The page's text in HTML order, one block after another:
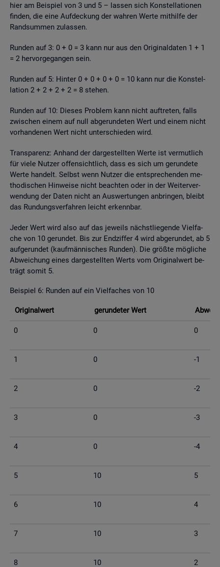
hier am Bei­spiel von 3 und 5 – las­sen sich Kon­stel­la­tio­nen
fin­den, die eine Auf­de­ckung der wah­ren Werte mit­hil­fe der
Rand­sum­men zu­las­sen.
Run­den auf 3: 0 + 0 = 3 kann nur aus den Ori­gi­nal­da­ten 1 + 1
= 2 her­vor­ge­gan­gen sein.
Run­den auf 5: Hin­ter 0 + 0 + 0 + 0 = 10 kann nur die Kon­stel­
la­ti­on 2 + 2 + 2 + 2 = 8 ste­hen.
Run­den auf 10: Die­ses Pro­blem kann nicht auf­tre­ten, falls
zwi­schen einem auf null ab­ge­run­de­ten Wert und einem nicht
vor­han­de­nen Wert nicht un­ter­schie­den wird.
Trans­pa­renz: An­hand der dar­ge­stell­ten Werte ist ver­mut­lich
für viele Nut­zer of­fen­sicht­lich, dass es sich um ge­run­de­te
Werte han­delt. Selbst wenn Nut­zer die ent­spre­chen­den me­
tho­di­schen Hin­wei­se nicht be­ach­ten oder in der Wei­ter­ver­
wen­dung der Daten nicht an Aus­wer­tun­gen an­brin­gen, bleibt
das Run­dungs­ver­fah­ren leicht er­kenn­bar.
Jeder Wert wird also auf das je­weils nächst­lie­gen­de Viel­fa­
che von 10 ge­run­det. Bis zur End­zif­fer 4 wird ab­ge­run­det, ab 5
auf­ge­run­det (kauf­män­ni­sches Run­den). Die grö­ß­te mög­li­che
Ab­wei­chung eines dar­ge­stell­ten Werts vom Ori­gi­nal­wert be­
trägt somit 5.
Bei­spiel 6: Run­den auf ein Viel­fa­ches von 10
Ori­gi­nal­wert ge­run­de­ter Wert
0 0 0
1 0 -1
2 0 -2
3 0 -3
4 0 -4
5 10 5
6 10 4
7 10 3
8 10 2